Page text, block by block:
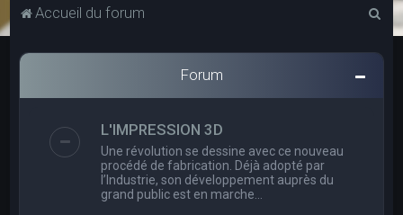
Accueil du forum
c
Forum
L'IMPRESSION 3D
Une révolution se dessine avec ce nouveau
procédé de fabrication. Déjà adopté par
l’Industrie, son développement auprès du
grand public est en marche…